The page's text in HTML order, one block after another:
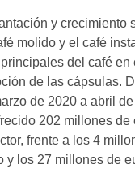
y crecimiento
molido y el café
del café en
de las cápsulas.
de 2020 a abril
202 millones de
frente a los 4
y los 27 millones de